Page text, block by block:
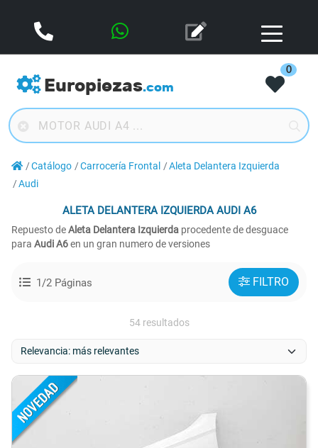
Europiezas.com
0
Catálogo Carrocería Frontal
Aleta Delantera Izquierda
Audi
ALETA DELANTERA IZQUIERDAAUDI A6
Repuesto deAleta Delantera Izquierda procedente de desguace
para Audi A6en un gran numero de versiones
1/2 Páginas FILTRO
54 resultados